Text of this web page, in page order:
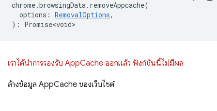
chrome.browsingData. removeAppcache(
options : RemovalOptions,
) : Promise<void>
เราได้นำการรองรับ AppCache ออกแล้ว ฟังก์ชันนี้ไม่มีผล
ล้างข้อมูล AppCache ของเว็บไซต์